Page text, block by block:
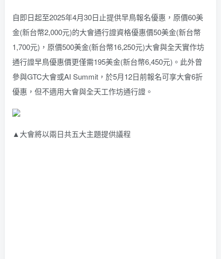
自即日起至2025年4月30日止提供早鳥報名優惠，原價60美
金(新台幣2,000元)的大會通行證資格優惠價50美金(新台幣
1,700元)，原價500美金(新台幣16,250元)大會與全天實作坊
通行證早鳥優惠價更僅需195美金(新台幣6,450元)。此外曾
參與GTC大會或AI Summit，於5月12日前報名可享大會6折
優惠，但不適用大會與全天工作坊通行證。
▲大會將以兩日共五大主題提供議程